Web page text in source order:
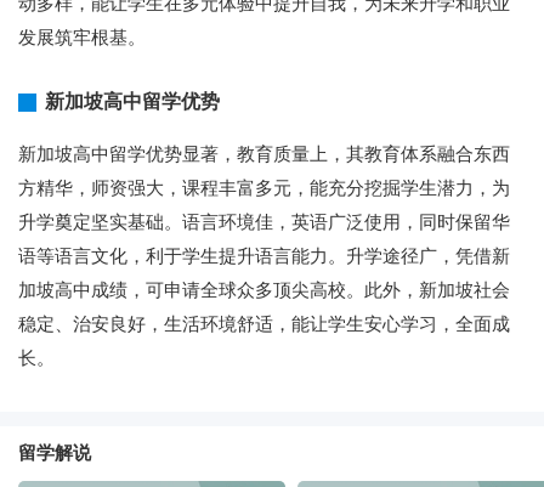
发展筑牢根基。
新加坡高中留学优势
新加坡高中留学优势显著，教育质量上，其教育体系融合东西
方精华，师资强大，课程丰富多元，能充分挖掘学生潜力，为
升学奠定坚实基础。语言环境佳，英语广泛使用，同时保留华
语等语言文化，利于学生提升语言能力。升学途径广，凭借新
加坡高中成绩，可申请全球众多顶尖高校。此外，新加坡社会
稳定、治安良好，生活环境舒适，能让学生安心学习，全面成
长。
留学解说